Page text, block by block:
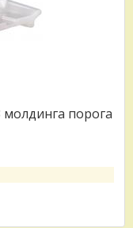
молдинга порога